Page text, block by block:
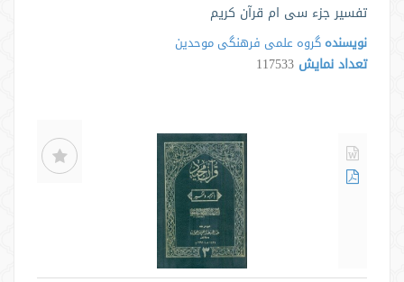
تفسیر جزء سی ام قرآن کریم
نویسنده گروه علمی فرهنگی موحدین
تعداد نمایش 117533